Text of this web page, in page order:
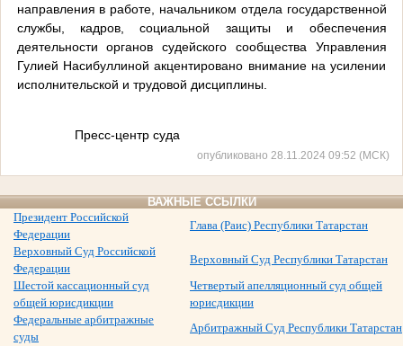
направления в работе, начальником отдела государственной
службы, кадров, социальной защиты и обеспечения
деятельности органов судейского сообщества Управления
Гулией Насибуллиной акцентировано внимание на усилении
исполнительской и трудовой дисциплины.
Пресс-центр суда
опубликовано 28.11.2024 09:52 (МСК)
ВАЖНЫЕ ССЫЛКИ
Президент Российской
Федерации
Глава (Раис) Республики Татарстан
Верховный Суд Российской
Федерации
Верховный Суд Республики Татарстан
Шестой кассационный суд
общей юрисдикции
Четвертый апелляционный суд общей
юрисдикции
Федеральные арбитражные
суды
Арбитражный Суд Республики Татарстан